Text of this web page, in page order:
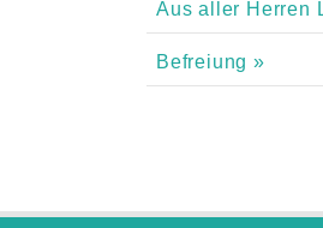
Aus aller Herren
Befreiung »